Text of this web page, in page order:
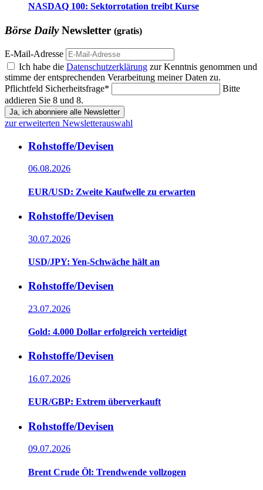
NASDAQ 100: Sektorrotation treibt Kurse
Börse DailyNewsletter (gratis)
E-Mail-Adresse
Ich habe die Datenschutzerklärung zur Kenntnis genommen und
stimme der entsprechenden Verarbeitung meiner Daten zu.
Pflichtfeld Sicherheitsfrage*
Bitte
addieren Sie 8 und 8.
Ja, ich abonniere alle Newsletter
zur erweiterten Newsletterauswahl
Rohstoffe/Devisen
06.08.2026
EUR/USD: Zweite Kaufwelle zu erwarten
Rohstoffe/Devisen
30.07.2026
USD/JPY: Yen-Schwäche hält an
Rohstoffe/Devisen
23.07.2026
Gold: 4.000 Dollar erfolgreich verteidigt
Rohstoffe/Devisen
16.07.2026
EUR/GBP: Extrem überverkauft
Rohstoffe/Devisen
09.07.2026
Brent Crude Öl: Trendwende vollzogen